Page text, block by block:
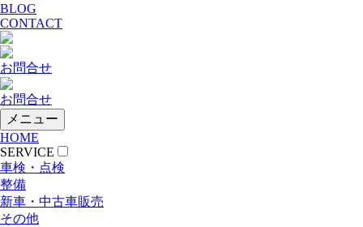
BLOG
CONTACT
お問合せ
お問合せ
メニュー
HOME
SERVICE
車検・点検
整備
新車・中古車販売
その他